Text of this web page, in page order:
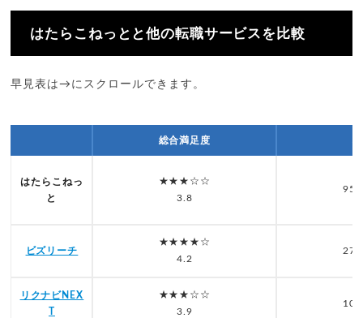
はたらこねっとと他の転職サービスを比較
早見表は→にスクロールできます。
総合満足度
はたらこねっ
と
★★★☆☆
3.8
ビズリーチ
★★★★☆
4.2
リクナビNEX
★★★☆☆
3.9